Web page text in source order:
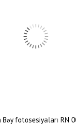
Bəy fotosesiyaları RN